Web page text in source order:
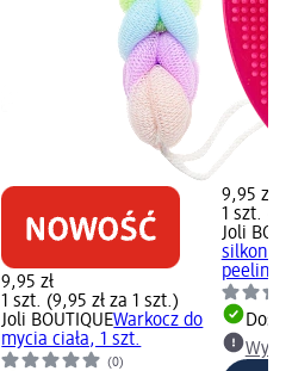
9,95 zł
1 szt. (9,95 zł za 1 szt.)
Joli BOUTIQUEWarkocz do
mycia ciała, 1 szt.
(0)
9,95 zł
1 szt.
Joli